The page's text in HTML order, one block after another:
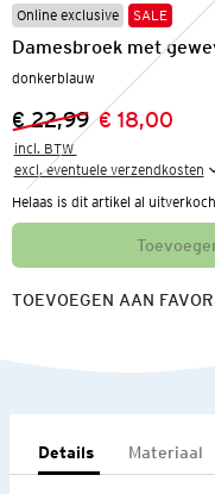
Online exclusive SALE
Damesbroek met
donkerblauw
Vorige prijs:
€ 22,99
Nieuwe prijs:€ 18,00
incl. BTW
excl. eventuele verzendkosten
Helaas is dit artikel al
TOEVOEGEN AAN
Details Materiaal